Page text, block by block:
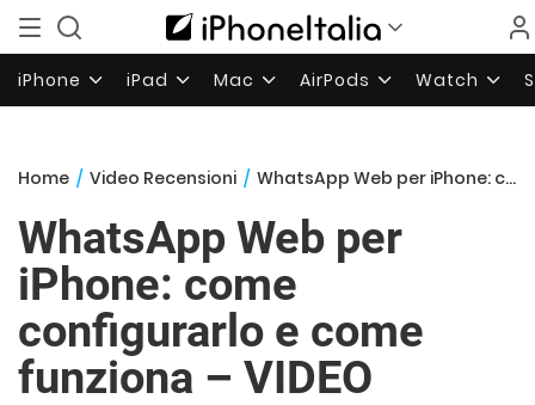
iPhone iPad Mac AirPods Watch
Home / Video Recensioni / WhatsApp Web per iPhone: come configurarlo e come funziona – VIDEO
WhatsApp Web per
iPhone: come
configurarlo e come
funziona – VIDEO